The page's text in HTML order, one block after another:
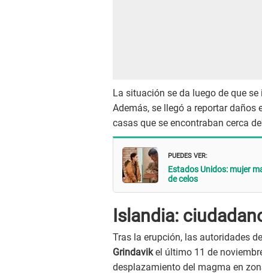
La situación se da luego de que
Además, se llegó a reportar
casas que se encontraban cerca
PUEDES VER:
Estados Unidos: mujer
de celos
Islandia:
Tras la erupción, las autoridades
Grindavikel último 11 de
desplazamiento del magma en